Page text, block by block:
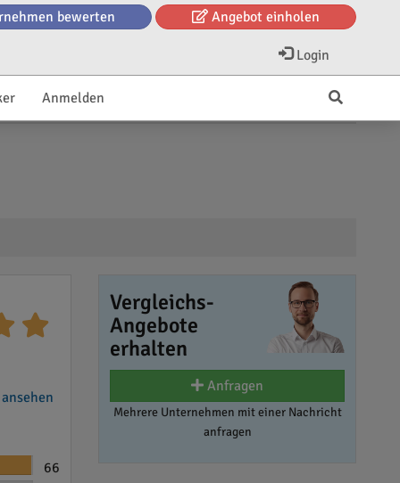
bewerten Angebot einholen
Login
Anmelden
66
Vergleichs-
Angebote
erhalten
Anfragen
Mehrere Unternehmen mit einer Nachricht
anfragen